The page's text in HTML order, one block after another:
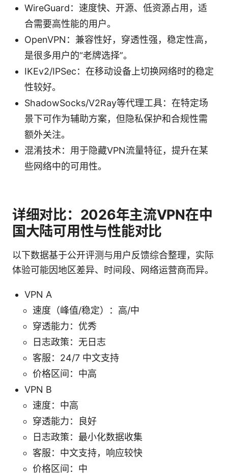
WireGuard：速度快、开源、低资源占用，适
合需要高性能的用户。
OpenVPN：兼容性好，穿透性强，稳定性高，
是很多用户的“老牌选择”。
IKEv2/IPSec：在移动设备上切换网络时的稳定
性较好。
ShadowSocks/V2Ray等代理工具：在特定场
景下可作为辅助方案，但隐私保护和合规性需
额外关注。
混淆技术：用于隐藏VPN流量特征，提升在某
些网络中的可用性。
详细对比：2026年主流VPN在中
国大陆可用性与性能对比
以下数据基于公开评测与用户反馈综合整理，实际
体验可能因地区差异、时间段、网络运营商而异。
VPN A
速度（峰值/稳定）：高/中
穿透能力：优秀
日志政策：无日志
客服：24/7 中文支持
价格区间：中高
VPN B
速度：中高
穿透能力：良好
日志政策：最小化数据收集
客服：中文支持，响应较快
价格区间：中